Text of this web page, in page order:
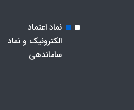
نماد اعتماد
الکترونیک و نماد
ساماندهی